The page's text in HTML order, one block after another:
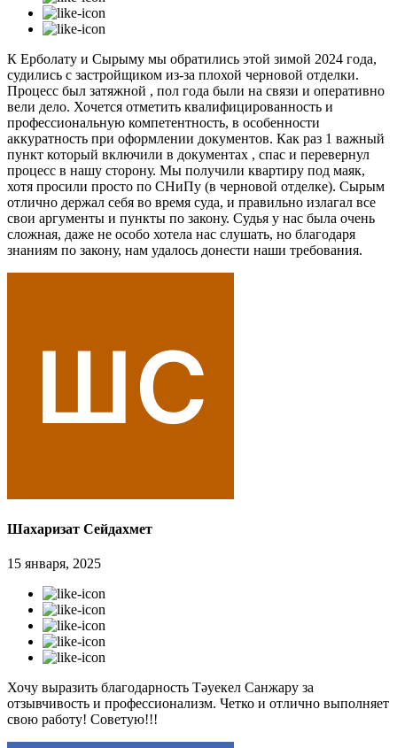
К Ерболату и Сырыму мы обратились этой зимой 2024 года,
судились с застройщиком из-за плохой черновой отделки.
Процесс был затяжной , пол года были на связи и оперативно
вели дело. Хочется отметить квалифицированность и
профессиональную компетентность, в особенности
аккуратность при оформлении документов. Как раз 1 важный
пункт который включили в документах , спас и перевернул
процесс в нашу сторону. Мы получили квартиру под маяк,
хотя просили просто по СНиПу (в черновой отделке). Сырым
отлично держал себя во время суда, и правильно излагал все
свои аргументы и пункты по закону. Судья у нас была очень
сложная, даже не особо хотела нас слушать, но благодаря
знаниям по закону, нам удалось донести наши требования.
Шахаризат Сейдахмет
15 января, 2025
Хочу выразить благодарность Тәуекел Санжару за
отзывчивость и профессионализм. Четко и отлично выполняет
свою работу! Советую!!!